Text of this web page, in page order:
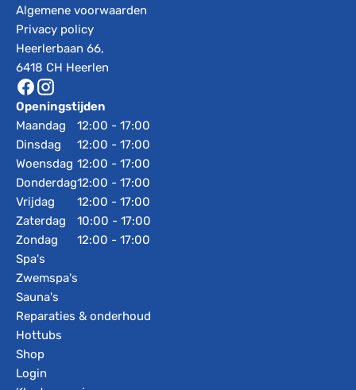
Algemene voorwaarden
Privacy policy
Heerlerbaan 66,
6418 CH Heerlen
Openingstijden
Maandag
Dinsdag
Woensdag
Donderdag
Vrijdag
Zaterdag
Zondag
12:00 - 17:00
12:00 - 17:00
12:00 - 17:00
12:00 - 17:00
12:00 - 17:00
10:00 - 17:00
12:00 - 17:00
Spa's
Zwemspa's
Sauna's
Reparaties & onderhoud
Hottubs
Shop
Login